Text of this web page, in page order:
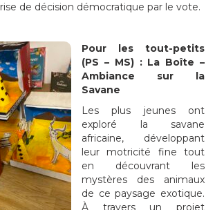
de décision démocratique par le vote.
Pour les tout-petits
(PS – MS) : La Boîte –
Ambiance sur la
Savane
Les plus jeunes ont
exploré la savane
africaine, développant
leur motricité fine tout
en découvrant les
mystères des animaux
de ce paysage exotique.
À travers un projet